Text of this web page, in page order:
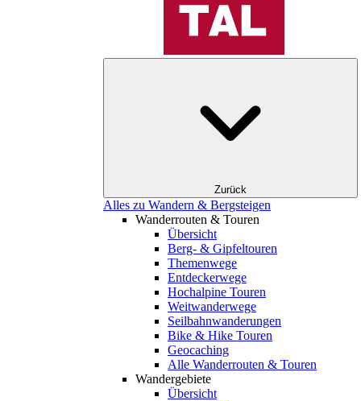
Zurück
Alles zu Wandern & Bergsteigen
Wanderrouten & Touren
Übersicht
Berg- & Gipfeltouren
Themenwege
Entdeckerwege
Hochalpine Touren
Weitwanderwege
Seilbahnwanderungen
Bike & Hike Touren
Geocaching
Alle Wanderrouten & Touren
Wandergebiete
Übersicht